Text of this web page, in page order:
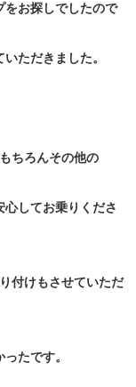
をお探しでしたので
ただきました。
ちろんその他の
してお乗りくださ
付けもさせていただ
たです。